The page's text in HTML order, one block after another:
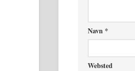
Navn *
Websted